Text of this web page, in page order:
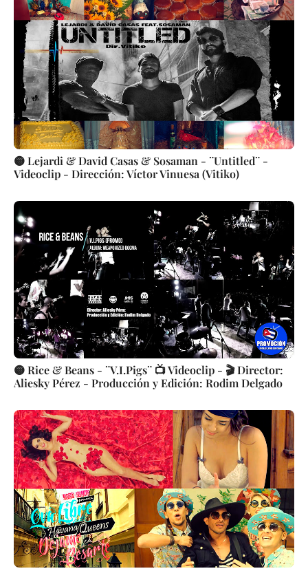
🟡 Lejardi & David Casas & Sosaman - ¨Untitled¨ -
Videoclip - Dirección: Víctor Vinuesa (Vitiko)
🟡 Rice & Beans - ¨V.I.Pigs¨ 📺 Videoclip - 🎬 Director:
Aliesky Pérez - Producción y Edición: Rodim Delgado